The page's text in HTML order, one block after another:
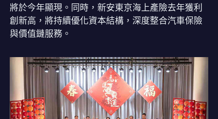
將於今年顯現。同時，新安東京海上產險去年獲利
創新高，將持續優化資本結構，深度整合汽車保險
與價值鏈服務。